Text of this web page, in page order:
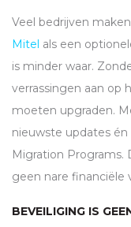
Veel bedrijven
Mitel als een
is minder waar.
verrassingen aan
moeten upgraden.
nieuwste updates
Migration Programs.
geen nare financiële
BEVEILIGING IS